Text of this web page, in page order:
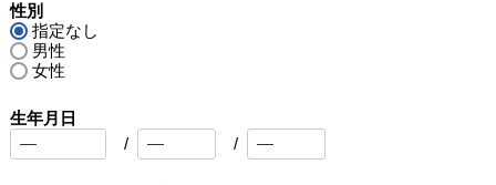
性別
指定なし
男性
女性
生年月日